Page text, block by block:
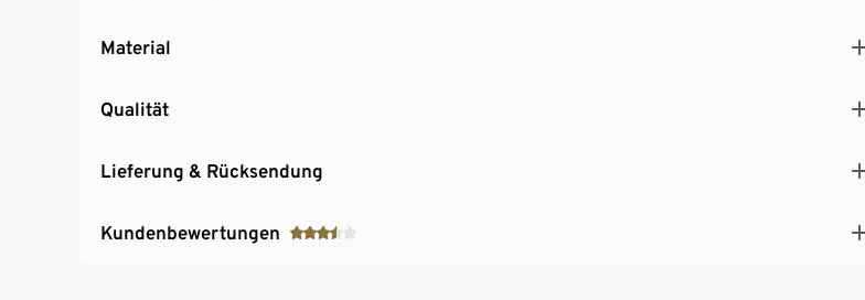
Material
Qualität
Lieferung & Rücksendung
Kundenbewertungen